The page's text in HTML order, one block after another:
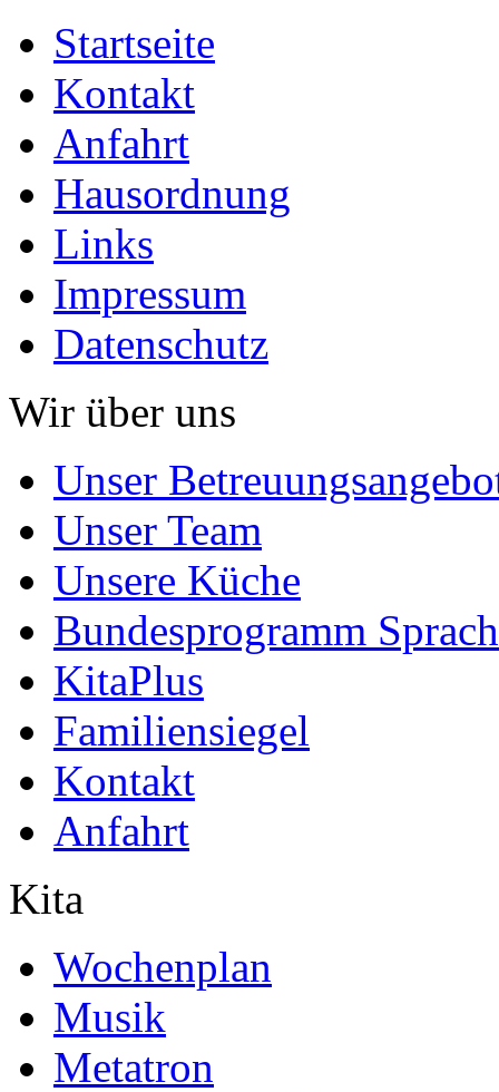
Startseite
Kontakt
Anfahrt
Hausordnung
Links
Impressum
Datenschutz
Wir über uns
Unser
Unser Team
Unsere Küche
Bundesprogramm
KitaPlus
Familiensiegel
Kontakt
Anfahrt
Kita
Wochenplan
Musik
Metatron